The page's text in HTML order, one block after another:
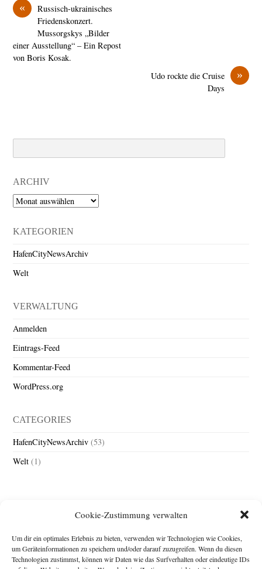
Cookie-Zustimmung verwalten
Um dir ein optimales Erlebnis zu bieten, verwenden wir Technologien wie Cookies,
um Geräteinformationen zu speichern und/oder darauf zuzugreifen. Wenn du diesen
Technologien zustimmst, können wir Daten wie das Surfverhalten oder eindeutige IDs
«
Russisch-ukrainisches
Friedenskonzert.
Mussorgskys „Bilder
einer Ausstellung“ – Ein Repost
von Boris Kosak.
»
Udo rockte die Cruise
Days
ARCHIV
Archiv
KATEGORIEN
HafenCityNewsArchiv
Welt
VERWALTUNG
Anmelden
Eintrags-Feed
Kommentar-Feed
WordPress.org
CATEGORIES
HafenCityNewsArchiv (53)
Welt (1)